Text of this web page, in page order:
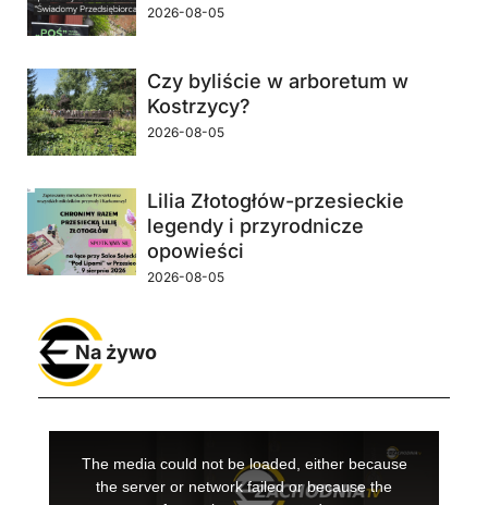
2026-08-05
Czy byliście w arboretum w
Kostrzycy?
2026-08-05
Lilia Złotogłów-przesieckie
legendy i przyrodnicze
opowieści
2026-08-05
Na żywo